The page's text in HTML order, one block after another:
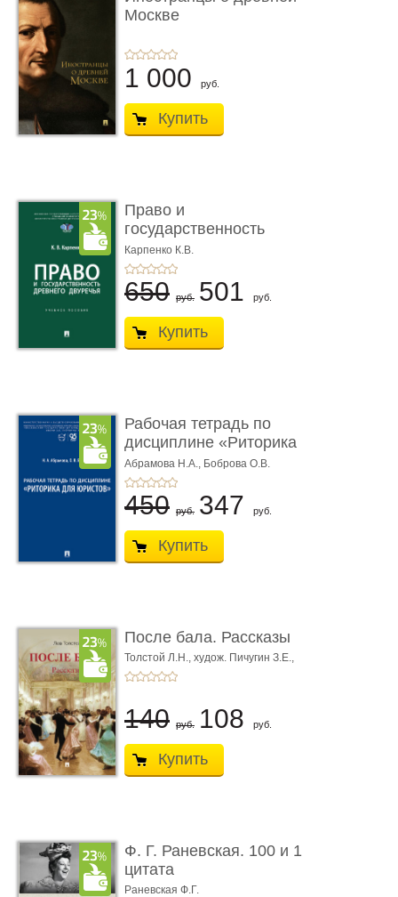
Москве
1 000 руб.
Купить
Право и
государственность
Древнего Двуречья. �
...
Карпенко К.В.
650 руб. 501 руб.
Купить
Рабочая тетрадь по
дисциплине «Риторика
для ю� ...
Абрамова Н.А., Боброва О.В.
450 руб. 347 руб.
Купить
После бала. Рассказы
Толстой Л.Н., худож. Пичугин З.Е.,
худож. Лебедев А.И.,
140 руб. 108 руб.
Купить
Ф. Г. Раневская. 100 и 1
цитата
Раневская Ф.Г.